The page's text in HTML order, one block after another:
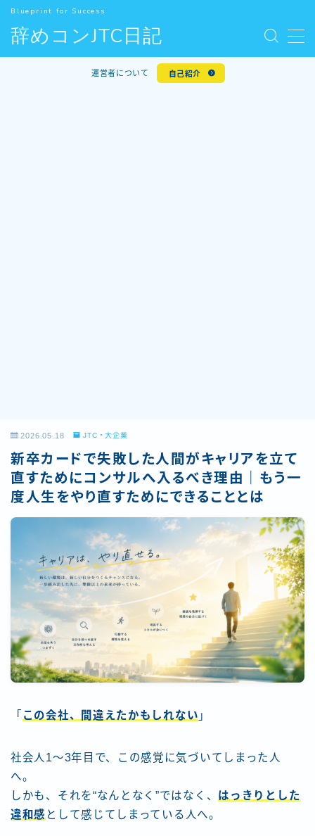
辞めコンJTC日記
Blueprint for Success
運営者について 自己紹介
2026.05.18 JTC・大企業
新卒カードで失敗した人間がキャリアを立て
直すためにコンサルへ入るべき理由｜もう一
度人生をやり直すためにできることとは
「 この会社、間違えたかもしれない 」
社会人1〜3年目で、この感覚に気づいてしまった人
へ。
しかも、それを“なんとなく”ではなく、 はっきりとした
違和感 として感じてしまっている人へ。